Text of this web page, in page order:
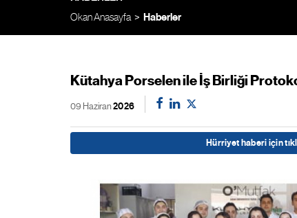
Okan Anasayfa Haberler
Kütahya Porselen ile İş Birliği
09 Haziran2026
Hürriyet haberi için